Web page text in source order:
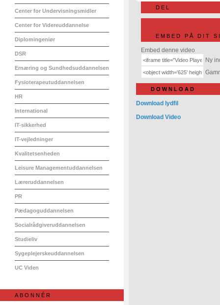
Center for Undervisningsmidler
Center for Videreuddannelse
Diplomingeniør
DSR
Ernæring og Sundhedsuddannelsen
Fysioterapeutuddannelsen
HR
International
IT-sikkerhed
IT-vejledninger
Kvalitetsenheden
Leisure Managementuddannelsen
Læreruddannelsen
PR
Pædagoguddannelsen
Socialrådgiveruddannelsen
Studieliv
Sygeplejerskeuddannelsen
UC Viden
ABONNÉR
DEL
EMBED PÅ DIT
Embed denne video
Ny
DOWNLOAD
Download lydfil
Download Video